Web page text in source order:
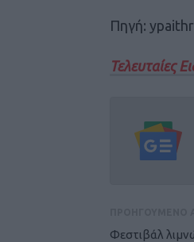
Πηγή:
Τελευταίες
Φεστιβάλ